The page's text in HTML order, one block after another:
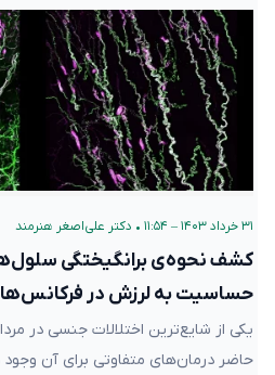
۳۱ خرداد ۱۴۰۳ – ۱۱:۵۴ • دکتر علی‌اصغر هنرمند
کشف نحوه‌ی برانگیختگی
حساسیت به لرزش در
یکی از شایع‌ترین اختلالات جنسی در
حاضر درمان‌های متفاوتی برای آن